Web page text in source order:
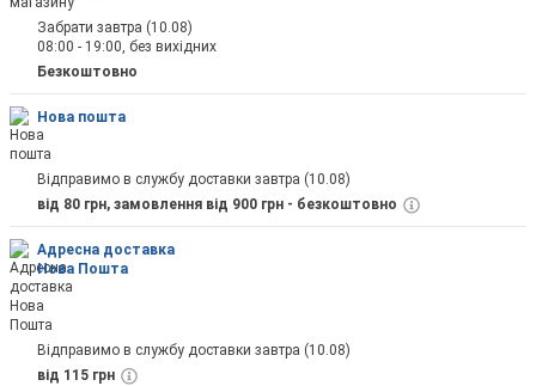
Забрати завтра (10.08)
08:00 - 19:00, без вихідних
Безкоштовно
Нова пошта
Відправимо в службу доставки завтра (10.08)
від 80 грн, замовлення від 900 грн - безкоштовно
Адресна доставка
Нова Пошта
Відправимо в службу доставки завтра (10.08)
від 115 грн